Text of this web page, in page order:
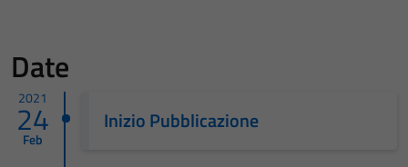
Date
2021
24
Feb
Inizio Pubblicazione